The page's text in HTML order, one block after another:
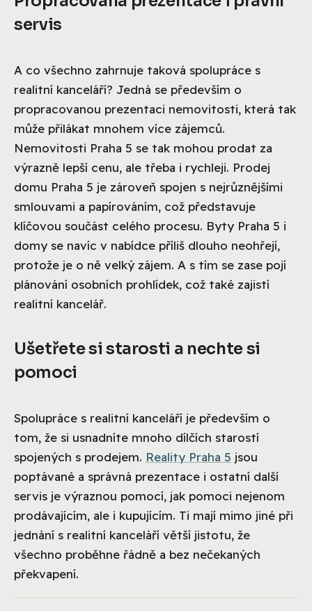
servis
A co všechno zahrnuje taková spolupráce s
realitní kanceláří? Jedná se především o
propracovanou prezentaci nemovitosti, která tak
může přilákat mnohem více zájemců.
Nemovitosti Praha 5 se tak mohou prodat za
výrazně lepší cenu, ale třeba i rychleji. Prodej
domu Praha 5 je zároveň spojen s nejrůznějšími
smlouvami a papírováním, což představuje
klíčovou součást celého procesu. Byty Praha 5 i
domy se navíc v nabídce příliš dlouho neohřejí,
protože je o ně velký zájem. A s tím se zase pojí
plánování osobních prohlídek, což také zajistí
realitní kancelář.
Ušetřete si starosti a nechte si
pomoci
Spolupráce s realitní kanceláří je především o
tom, že si usnadníte mnoho dílčích starostí
spojených s prodejem. Reality Praha 5 jsou
poptávané a správná prezentace i ostatní další
servis je výraznou pomocí, jak pomoci nejenom
prodávajícím, ale i kupujícím. Ti mají mimo jiné při
jednání s realitní kanceláří větší jistotu, že
všechno proběhne řádně a bez nečekaných
překvapení.